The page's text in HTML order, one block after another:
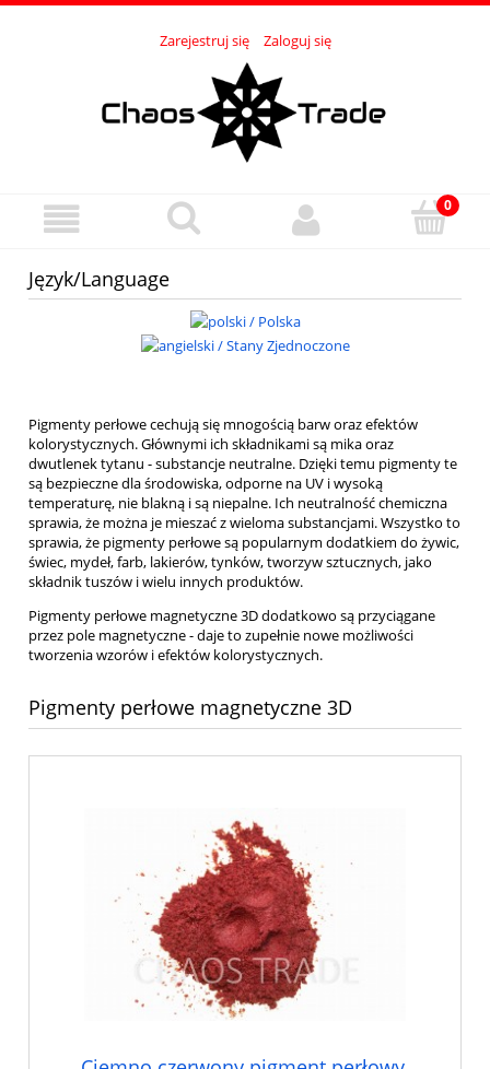
Zarejestruj się Zaloguj się
Język/Language
Pigmenty perłowe cechują się mnogością barw oraz efektów
kolorystycznych. Głównymi ich składnikami są mika oraz
dwutlenek tytanu - substancje neutralne. Dzięki temu pigmenty te
są bezpieczne dla środowiska, odporne na UV i wysoką
temperaturę, nie blakną i są niepalne. Ich neutralność chemiczna
sprawia, że można je mieszać z wieloma substancjami. Wszystko to
sprawia, że pigmenty perłowe są popularnym dodatkiem do żywic,
świec, mydeł, farb, lakierów, tynków, tworzyw sztucznych, jako
składnik tuszów i wielu innych produktów.
Pigmenty perłowe magnetyczne 3D dodatkowo są przyciągane
przez pole magnetyczne - daje to zupełnie nowe możliwości
tworzenia wzorów i efektów kolorystycznych.
Pigmenty perłowe magnetyczne 3D